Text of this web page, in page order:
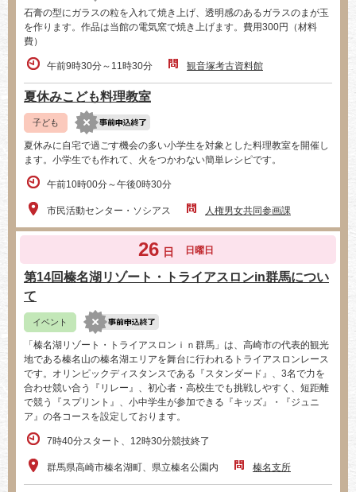
石膏の型にガラスの粒を入れて焼き上げ、透明感のあるガラスのまが玉
を作ります。作品は当館の電気窯で焼き上げます。費用300円（材料
費）
午前9時30分～11時30分 観音塚考古資料館
夏休みこども料理教室
子ども
夏休みに自宅で過ごす機会の多い小学生を対象とした料理教室を開催し
ます。小学生でも作れて、火をつかわない簡単レシピです。
午前10時00分～午後0時30分
市民活動センター・ソシアス 人権男女共同参画課
26 日 日曜日
第14回榛名湖リゾート・トライアスロンin群馬につい
て
イベント
「榛名湖リゾート・トライアスロンｉｎ群馬」は、高崎市の代表的観光
地である榛名山の榛名湖エリアを舞台に行われるトライアスロンレース
です。オリンピックディスタンスである『スタンダード』、3名で力を
合わせ競い合う『リレー』、初心者・高校生でも挑戦しやすく、短距離
で競う『スプリント』、小中学生が参加できる『キッズ』・『ジュニ
ア』の各コースを設定しております。
7時40分スタート、12時30分競技終了
群馬県高崎市榛名湖町、県立榛名公園内 榛名支所